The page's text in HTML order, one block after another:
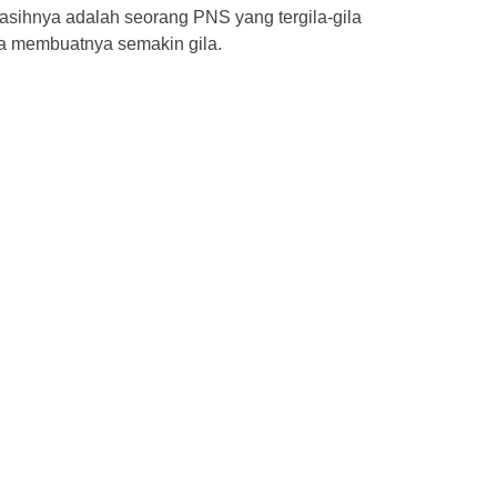
adalah seorang PNS yang tergila-gila
membuatnya semakin gila.